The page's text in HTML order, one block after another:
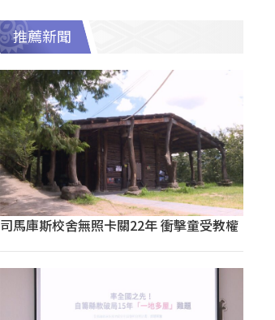
推薦新聞
司馬庫斯校舍無照卡關22年 衝擊童受教權